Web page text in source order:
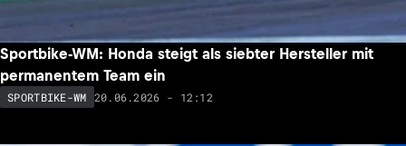
Sportbike-WM: Honda steigt als siebter Hersteller mit
permanentem Team ein
SPORTBIKE-WM 20.06.2026 - 12:12